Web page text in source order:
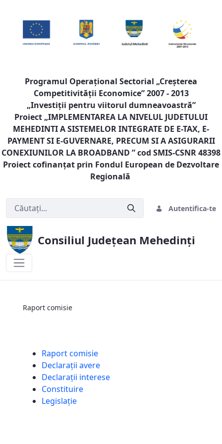
Programul Operaţional Sectorial „Creşterea
Competitivităţii Economice” 2007 - 2013
„Investiţii pentru viitorul dumneavoastră”
Proiect „IMPLEMENTAREA LA NIVELUL JUDETULUI
MEHEDINTI A SISTEMELOR INTEGRATE DE E-TAX, E-
PAYMENT SI E-GUVERNARE, PRECUM SI A ASIGURARII
CONEXIUNILOR LA BROADBAND ” cod SMIS-CSNR 48398
Proiect cofinanţat prin Fondul European de Dezvoltare
Regională
Autentifica-te
Consiliul Județean Mehedinți
Raport comisie
Raport comisie
Declarații avere
Declarații interese
Constituire
Legislație